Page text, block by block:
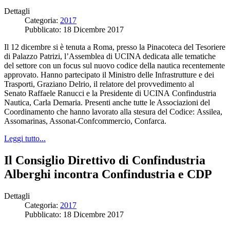
Dettagli
Categoria: 2017
Pubblicato: 18 Dicembre 2017
Il 12 dicembre si è tenuta a Roma, presso la Pinacoteca del Tesoriere
di Palazzo Patrizi, l’Assemblea di UCINA dedicata alle tematiche
del settore con un focus sul nuovo codice della nautica recentemente
approvato. Hanno partecipato il Ministro delle Infrastrutture e dei
Trasporti, Graziano Delrio, il relatore del provvedimento al
Senato Raffaele Ranucci e la Presidente di UCINA Confindustria
Nautica, Carla Demaria. Presenti anche tutte le Associazioni del
Coordinamento che hanno lavorato alla stesura del Codice: Assilea,
Assomarinas, Assonat-Confcommercio, Confarca.
Leggi tutto...
Il Consiglio Direttivo di Confindustria
Alberghi incontra Confindustria e CDP
Dettagli
Categoria: 2017
Pubblicato: 18 Dicembre 2017